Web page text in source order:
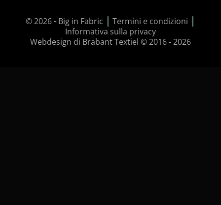
© 2026-Big in Fabric | Termini e condizioni |
Informativa sulla privacy
Webdesign di Brabant Textiel © 2016 - 2026